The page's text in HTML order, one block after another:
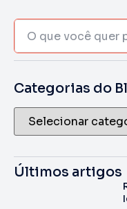
Categorias do
Últimos artigos